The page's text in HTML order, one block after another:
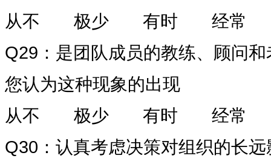
从不
极少 有时
经常
Q29 ：是团队成员的教练、顾问
您认为这种现象的出现
从不
极少 有时
经常
Q30 ：认真考虑决策对组织的长